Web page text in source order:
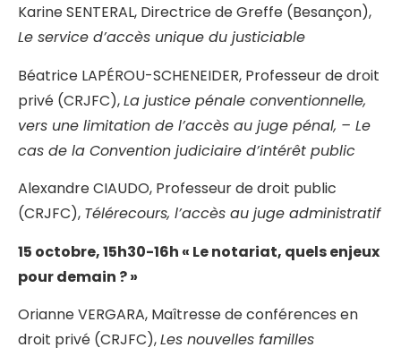
Karine SENTERAL, Directrice de Greffe (Besançon),
Le service d’accès unique du justiciable
Béatrice LAPÉROU-SCHENEIDER, Professeur de droit
privé (CRJFC),La justice pénale conventionnelle,
vers une limitation de l’accès au juge pénal, – Le
cas de la Convention judiciaire d’intérêt public
Alexandre CIAUDO, Professeur de droit public
(CRJFC), Télérecours, l’accès au juge administratif
15 octobre, 15h30-16h « Le notariat, quels enjeux
pour demain ? »
Orianne VERGARA, Maîtresse de conférences en
droit privé (CRJFC),Les nouvelles familles